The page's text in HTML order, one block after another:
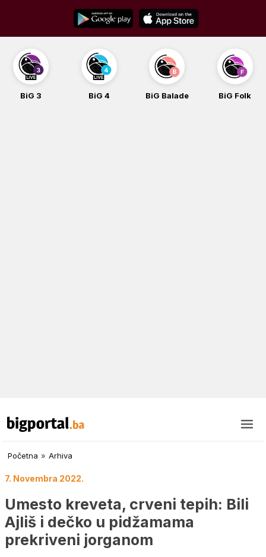
content
BiG 3 BiG 4 BiG Balade BiG Folk
Početna » Arhiva
7. Novembra 2022.
Umesto kreveta, crveni tepih: Bili
Ajliš i dečko u pidžamama
prekriveni jorganom